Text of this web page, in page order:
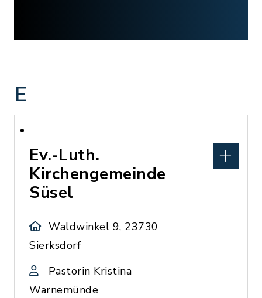
E
Ev.-Luth.
Kirchengemeinde
Süsel
Waldwinkel 9, 23730
Sierksdorf
Pastorin Kristina
Warnemünde